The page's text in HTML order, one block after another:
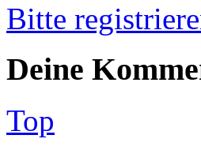
Bitte
Deine
Top